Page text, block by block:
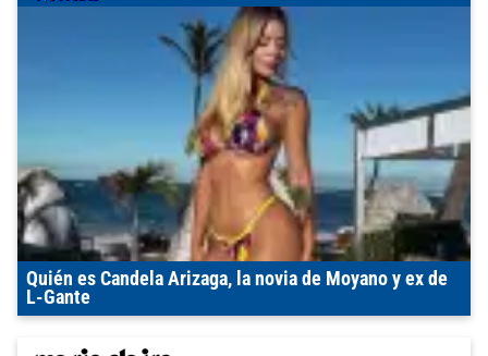
Quién es Candela Arizaga, la novia de Moyano y ex de
L-Gante